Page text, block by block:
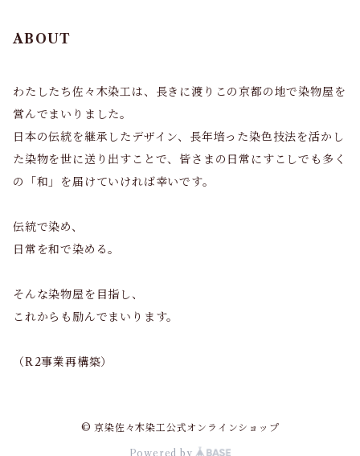
ABOUT
わたしたち佐々木染工は、長きに渡りこの京都の地で染物屋を
営んでまいりました。
日本の伝統を継承したデザイン、長年培った染色技法を活かし
た染物を世に送り出すことで、皆さまの日常にすこしでも多く
の「和」を届けていければ幸いです。
伝統で染め、
日常を和で染める。
そんな染物屋を目指し、
これからも励んでまいります。
（R2事業再構築）
© 京染佐々木染工公式オンラインショップ
Powered by